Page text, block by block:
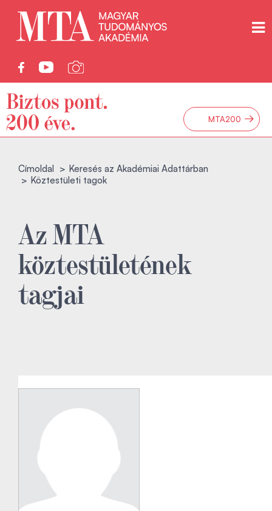
MTA200 →
Címoldal
Keresés az Akadémiai Adattárban
Köztestületi tagok
Az MTA
köztestületének
tagjai